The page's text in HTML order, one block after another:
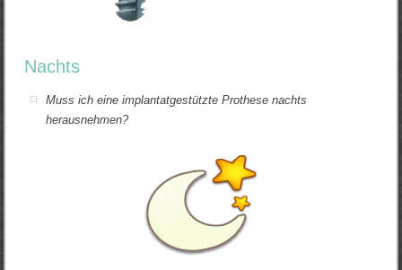
Nachts
Muss ich eine implantatgestützte Prothese nachts
herausnehmen?